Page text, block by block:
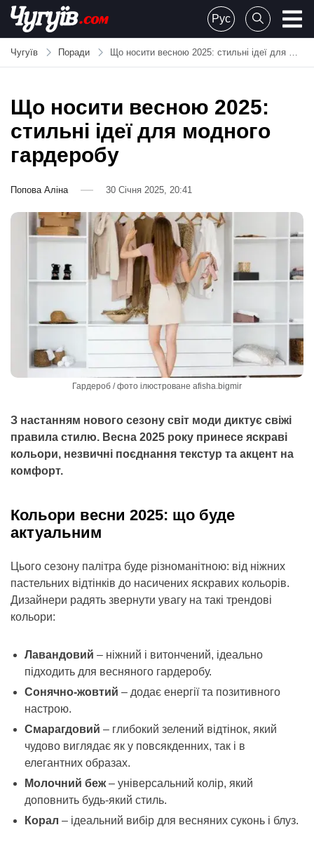
Skip
content
Chuguiv
Рус
Чугуїв Поради Що носити весною 2025: стильні ідеї для модного гардеробу
Що носити весною 2025:
стильні ідеї для модного
гардеробу
Попова Аліна 30 Січня 2025, 20:41
Гардероб / фото ілюстроване afisha.bigmir
З настанням нового сезону світ моди диктує свіжі
правила стилю. Весна 2025 року принесе яскраві
кольори, незвичні поєднання текстур та акцент на
комфорт.
Кольори весни 2025: що буде
актуальним
Цього сезону палітра буде різноманітною: від ніжних
пастельних відтінків до насичених яскравих кольорів.
Дизайнери радять звернути увагу на такі трендові
кольори:
Лавандовий – ніжний і витончений, ідеально
підходить для весняного гардеробу.
Сонячно-жовтий – додає енергії та позитивного
настрою.
Смарагдовий – глибокий зелений відтінок, який
чудово виглядає як у повсякденних, так і в
елегантних образах.
Молочний беж– універсальний колір, який
доповнить будь-який стиль.
Корал – ідеальний вибір для весняних суконь і блуз.